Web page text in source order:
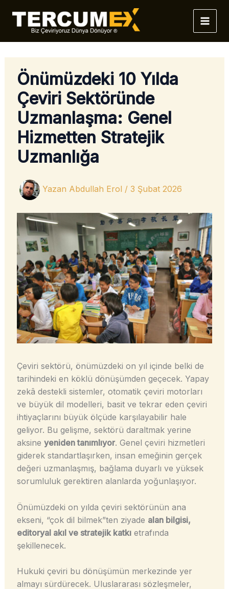
atla
Önümüzdeki 10 Yılda
Çeviri Sektöründe
Uzmanlaşma: Genel
Hizmetten Stratejik
Uzmanlığa
Yazan Abdullah Erol / 3 Şubat 2026
Çeviri sektörü, önümüzdeki on yıl içinde belki de
tarihindeki en köklü dönüşümden geçecek. Yapay
zekâ destekli sistemler, otomatik çeviri motorları
ve büyük dil modelleri, basit ve tekrar eden çeviri
ihtiyaçlarını büyük ölçüde karşılayabilir hale
geliyor. Bu gelişme, sektörü daraltmak yerine
aksine yeniden tanımlıyor. Genel çeviri hizmetleri
giderek standartlaşırken, insan emeğinin gerçek
değeri uzmanlaşmış, bağlama duyarlı ve yüksek
sorumluluk gerektiren alanlarda yoğunlaşıyor.
Önümüzdeki on yılda çeviri sektörünün ana
ekseni, “çok dil bilmek”ten ziyade alan bilgisi,
editoryal akıl ve stratejik katkıetrafında
şekillenecek.
Hukuki çeviri bu dönüşümün merkezinde yer
almayı sürdürecek. Uluslararası sözleşmeler,